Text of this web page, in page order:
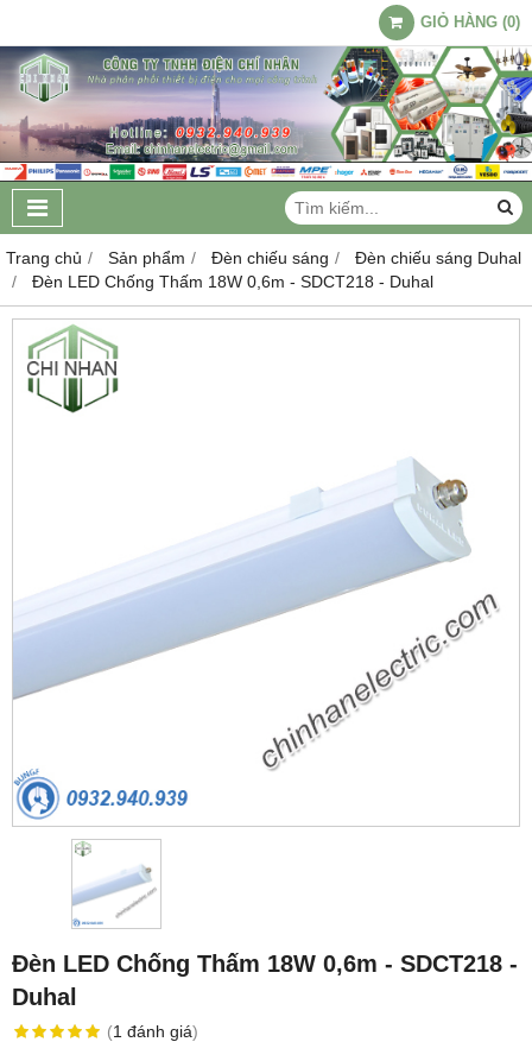
GIỎ HÀNG (0)
Trang chủ Sản phẩm Đèn chiếu sáng
Đèn chiếu sáng Duhal
Đèn LED Chống Thấm 18W 0,6m - SDCT218 - Duhal
Đèn LED Chống Thấm 18W 0,6m - SDCT218 -
Duhal
(1 đánh giá)